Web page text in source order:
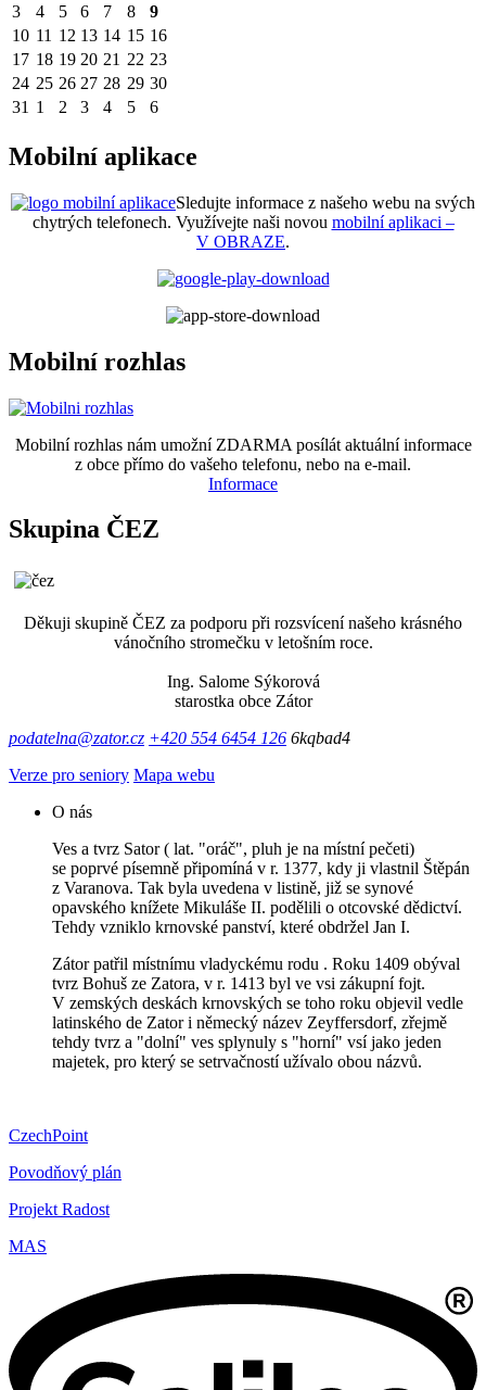
3
4 5 6 7 8
9
10 11 12 13 14 15 16
17 18 19 20 21 22 23
24 25 26 27 28 29 30
31 1 2 3 4 5 6
Mobilní aplikace
Sledujte informace z našeho webu na svých
chytrých telefonech. Využívejte naši novou mobilní aplikaci –
V OBRAZE.
Mobilní rozhlas
Mobilní rozhlas nám umožní ZDARMA posílát aktuální informace
z obce přímo do vašeho telefonu, nebo na e-mail.
Informace
Skupina ČEZ
Děkuji skupině ČEZ za podporu při rozsvícení našeho krásného
vánočního stromečku v letošním roce.
Ing. Salome Sýkorová
starostka obce Zátor
podatelna@zator.cz +420 554 6454 126 6kqbad4
Verze pro seniory Mapa webu
O nás
Ves a tvrz Sator ( lat. "oráč", pluh je na místní pečeti)
se poprvé písemně připomíná v r. 1377, kdy ji vlastnil Štěpán
z Varanova. Tak byla uvedena v listině, již se synové
opavského knížete Mikuláše II. podělili o otcovské dědictví.
Tehdy vzniklo krnovské panství, které obdržel Jan I.
Zátor patřil místnímu vladyckému rodu . Roku 1409 obýval
tvrz Bohuš ze Zatora, v r. 1413 byl ve vsi zákupní fojt.
V zemských deskách krnovských se toho roku objevil vedle
latinského de Zator i německý název Zeyffersdorf, zřejmě
tehdy tvrz a "dolní" ves splynuly s "horní" vsí jako jeden
majetek, pro který se setrvačností užívalo obou názvů.
CzechPoint
Povodňový plán
Projekt Radost
MAS